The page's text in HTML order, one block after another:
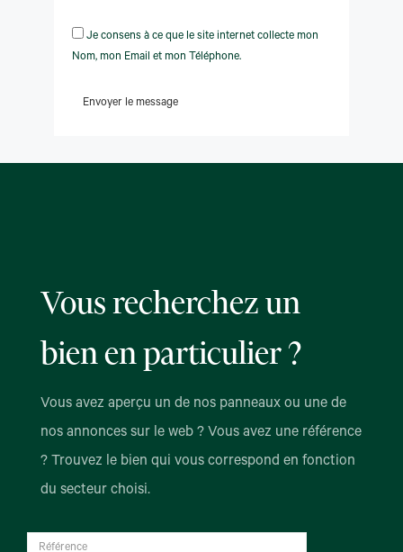
Je consens à ce que le site internet collecte mon
Nom, mon Email et mon Téléphone.
Envoyer le message
Vous recherchez un
bien en particulier ?
Vous avez aperçu un de nos panneaux ou une de
nos annonces sur le web ? Vous avez une référence
? Trouvez le bien qui vous correspond en fonction
du secteur choisi.